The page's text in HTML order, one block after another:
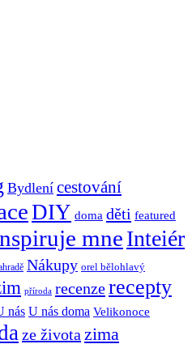
Bydlení cestování
DIY doma děti featured
mneInteiér
Nákupy orel bělohlavý
příroda recenzerecepty
nás U nás doma Velikonoce
ze životazima